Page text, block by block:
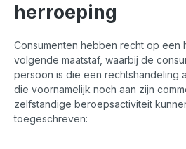
herroeping
Consumenten hebben recht op een
volgende maatstaf, waarbij de
persoon is die een rechtshandeling
die voornamelijk noch aan zijn
zelfstandige beroepsactiviteit
toegeschreven: